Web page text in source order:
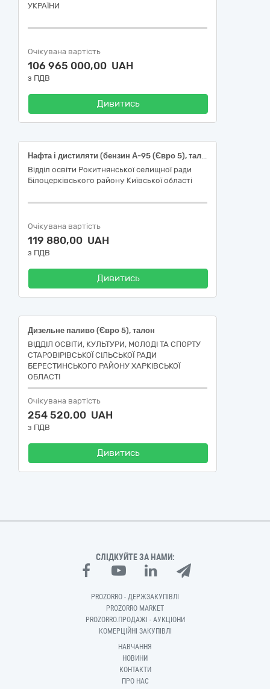
УКРАЇНИ
Очікувана вартість
106 965 000,00 UAH
з ПДВ
Дивитись
Нафта і дистиляти (бензин А-95 (Євро 5), талон)
Відділ освіти Рокитнянської селищної ради
Білоцерківського району Київської області
Очікувана вартість
119 880,00 UAH
з ПДВ
Дивитись
Дизельне паливо (Євро 5), талон
ВІДДІЛ ОСВІТИ, КУЛЬТУРИ, МОЛОДІ ТА СПОРТУ
СТАРОВІРІВСЬКОЇ СІЛЬСЬКОЇ РАДИ
БЕРЕСТИНСЬКОГО РАЙОНУ ХАРКІВСЬКОЇ
ОБЛАСТІ
Очікувана вартість
254 520,00 UAH
з ПДВ
Дивитись
СЛІДКУЙТЕ ЗА НАМИ:
PROZORRO - ДЕРЖЗАКУПІВЛІ
PROZORRO MARKET
PROZORRO.ПРОДАЖІ - АУКЦІОНИ
КОМЕРЦІЙНІ ЗАКУПІВЛІ
НАВЧАННЯ
НОВИНИ
КОНТАКТИ
ПРО НАС